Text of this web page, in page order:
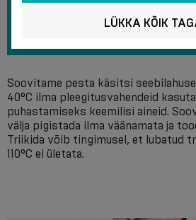
Soovitame pesta käsitsi
40°C ilma pleegitusvahendeid
puhastamiseks keemilisi aineid.
välja pigistada ilma väänamata ja
Triikida võib tingimusel, et lubatud
110°C ei ületata.
LÜKKA KÕIK